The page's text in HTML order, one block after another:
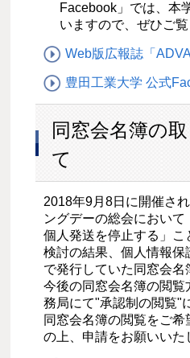
Facebook」では、本
いますので、ぜひご覧
Web版広報誌「
豊田工業大学 公式
同窓会名簿の
て
2018年9月8日に開催さ
ングデーの総会におい
個人発送を停止する」こ
検討の結果、個人情報保
で発行していた同窓会名
今後の同窓会名簿の閲
務局にて"承認制の閲覧"
同窓会名簿の閲覧をご
の上、申請をお願いいた